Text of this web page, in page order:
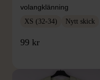
volangklänning
XS (32-34) Nytt skick
99 kr